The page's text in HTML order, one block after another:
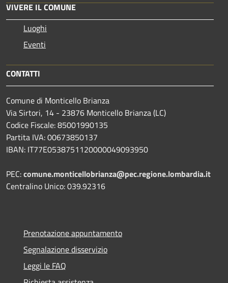
VIVERE IL COMUNE
Luoghi
Eventi
CONTATTI
Comune di Monticello Brianza
Via Sirtori, 14 - 23876 Monticello Brianza (LC)
Codice Fiscale: 85001990135
Partita IVA: 00673850137
IBAN: IT77E0538751120000049093950
PEC:comune.monticellobrianza@pec.regione.lombardia.it
Centralino Unico: 039.92316
Prenotazione appuntamento
Segnalazione disservizio
Leggi le FAQ